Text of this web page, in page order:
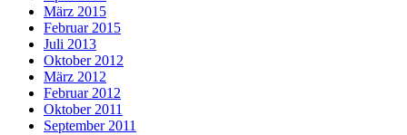
März 2015
Februar 2015
Juli 2013
Oktober 2012
März 2012
Februar 2012
Oktober 2011
September 2011